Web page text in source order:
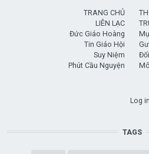
TRANG CHỦ
LIÊN LẠC
Đức Giáo Hoàng
Tin Giáo Hội
Suy Niệm
Phút Cầu Nguyện
Log in
TAGS